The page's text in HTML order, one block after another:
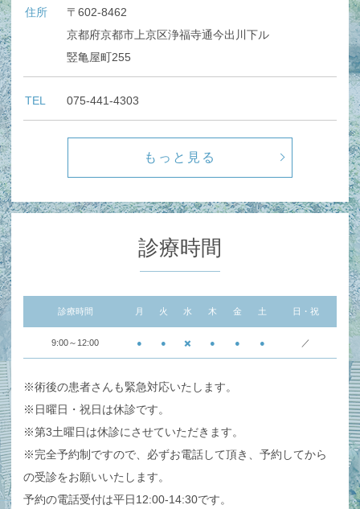
住所
〒602-8462
京都府京都市上京区浄福寺通今出川下ル
竪亀屋町255
TEL 075-441-4303
もっと見る
診療時間
診療時間 月 火 水 木 金 土 日・祝
9:00～12:00 ● ● ✖️ ● ● ● ／
※術後の患者さんも緊急対応いたします。
※日曜日・祝日は休診です。
※第3土曜日は休診にさせていただきます。
※完全予約制ですので、必ずお電話して頂き、予約してから
の受診をお願いいたします。
予約の電話受付は平日12:00-14:30です。